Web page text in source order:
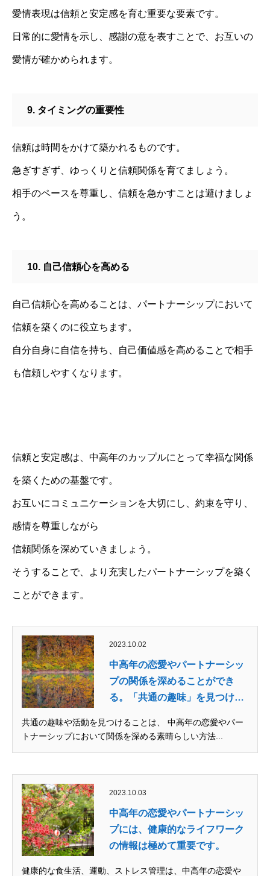
愛情表現は信頼と安定感を育む重要な要素です。
日常的に愛情を示し、感謝の意を表すことで、お互いの
愛情が確かめられます。
9. タイミングの重要性
信頼は時間をかけて築かれるものです。
急ぎすぎず、ゆっくりと信頼関係を育てましょう。
相手のペースを尊重し、信頼を急かすことは避けましょ
う。
10. 自己信頼心を高める
自己信頼心を高めることは、パートナーシップにおいて
信頼を築くのに役立ちます。
自分自身に自信を持ち、自己価値感を高めることで相手
も信頼しやすくなります。
信頼と安定感は、中高年のカップルにとって幸福な関係
を築くための基盤です。
お互いにコミュニケーションを大切にし、約束を守り、
感情を尊重しながら
信頼関係を深めていきましょう。
そうすることで、より充実したパートナーシップを築く
ことができます。
2023.10.02
中高年の恋愛やパートナーシッ
プの関係を深めることができ
る。「共通の趣味」を見つける
共通の趣味や活動を見つけることは、 中高年の恋愛やパー
トナーシップにおいて関係を深める素晴らしい方法...
2023.10.03
中高年の恋愛やパートナーシッ
プには、健康的なライフワーク
の情報は極めて重要です。
健康的な食生活、運動、ストレス管理は、中高年の恋愛や